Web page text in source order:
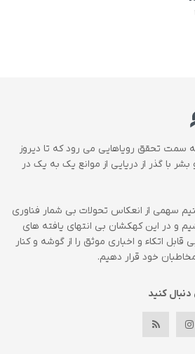
سمت تحقق رویاهایی می رود که تا دیروز
با گذر از دریایی از موانع یک به یک در
سهمی از انعکاس تحولات بی شمار فناوری
و در این کهکشان بی انتهای یافته های
اتکاء و اخباری موثق را از گوشه و کنار
مخاطبان خود قرار دهیم.
کنید